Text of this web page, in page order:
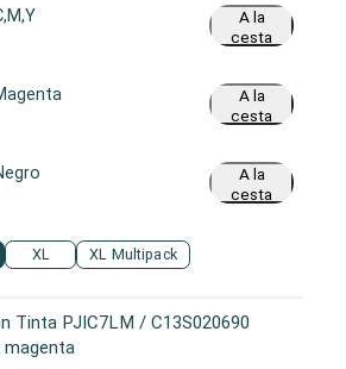
XL XL Multipack
A la
cesta
A la
cesta
A la
cesta
Tinta PJIC7LM / C13S020690